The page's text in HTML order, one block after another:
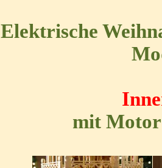
Elektrische
mit Motor